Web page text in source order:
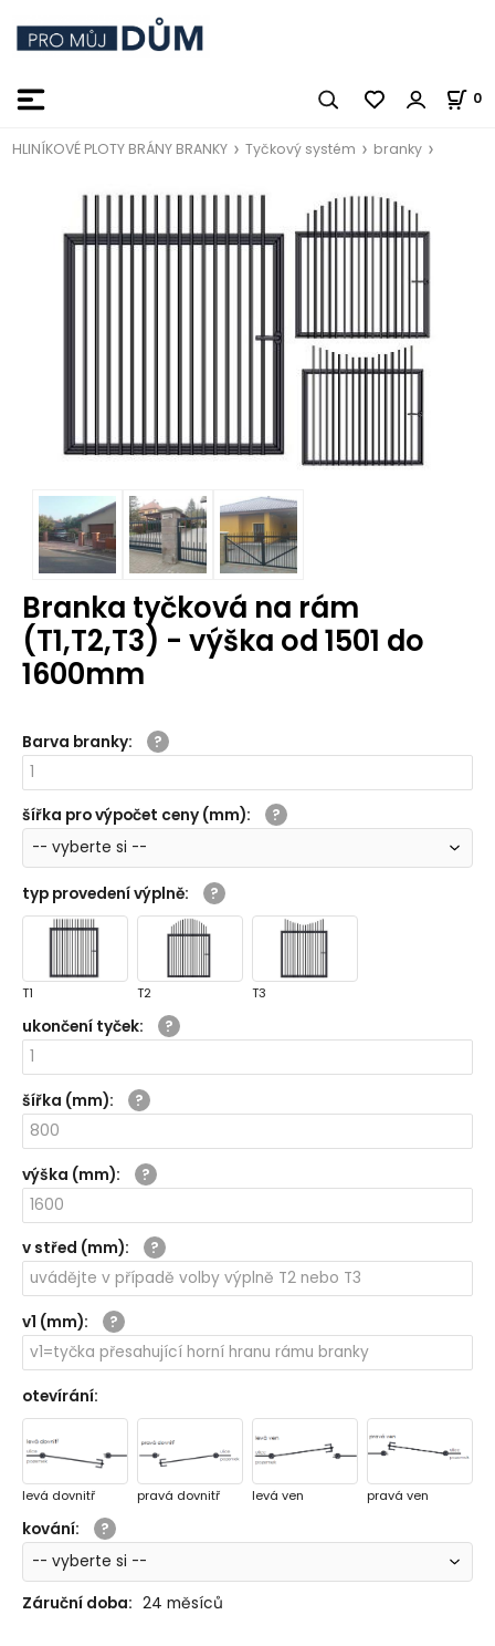
0
HLINÍKOVÉ PLOTY BRÁNY BRANKY Tyčkový systém branky
Branka tyčková na rám
(T1,T2,T3) - výška od 1501 do
1600mm
Barva branky:
šířka pro výpočet ceny (mm):
typ provedení výplně:
T1 T2 T3
ukončení tyček:
šířka (mm):
výška (mm):
v střed (mm):
v1 (mm):
otevírání:
levá dovnitř pravá dovnitř levá ven pravá ven
kování:
Záruční doba: 24 měsíců